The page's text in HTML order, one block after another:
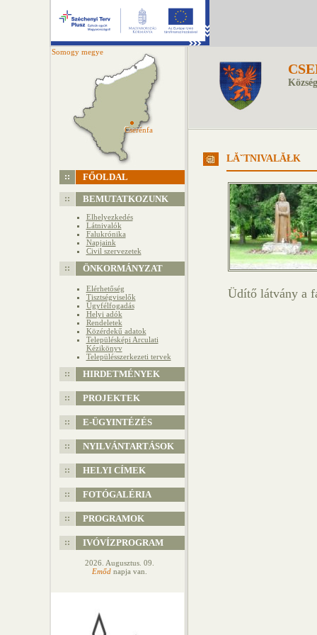
Somogy megye
Cserénfa
Cserénfa
FŐOLDAL
BEMUTATKOZUNK
Elhelyezkedés
Látnivalók
Falukrónika
Napjaink
Civil szervezetek
ÖNKORMÁNYZAT
Elérhetőség
Tisztségviselők
Ügyfélfogadás
Helyi adók
Rendeletek
Közérdekű adatok
Településképi Arculati
Kézikönyv
Településszerkezeti tervek
HIRDETMÉNYEK
PROJEKTEK
E-ÜGYINTÉZÉS
NYILVÁNTARTÁSOK
HELYI CÍMEK
FOTÓGALÉRIA
PROGRAMOK
IVÓVÍZPROGRAM
2026. Augusztus. 09.
Emőd napja van.
LĂˇTNIVALĂŁK
Üdítő látvány a